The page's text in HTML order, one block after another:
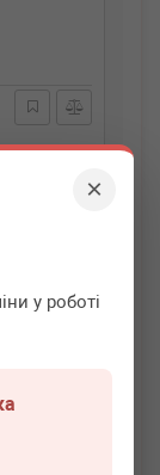
×
у роботі